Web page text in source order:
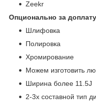
Zeekr
Опционально за
Шлифовка
Полировка
Хромирование
Можем изготовить
Ширина более 11.5J
2-3х составной тип